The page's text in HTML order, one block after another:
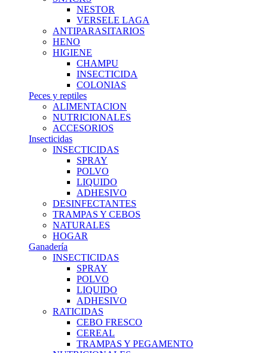
NESTOR
VERSELE LAGA
ANTIPARASITARIOS
HENO
HIGIENE
CHAMPU
INSECTICIDA
COLONIAS
Peces y reptiles
ALIMENTACION
NUTRICIONALES
ACCESORIOS
Insecticidas
INSECTICIDAS
SPRAY
POLVO
LIQUIDO
ADHESIVO
DESINFECTANTES
TRAMPAS Y CEBOS
NATURALES
HOGAR
Ganadería
INSECTICIDAS
SPRAY
POLVO
LIQUIDO
ADHESIVO
RATICIDAS
CEBO FRESCO
CEREAL
TRAMPAS Y PEGAMENTO